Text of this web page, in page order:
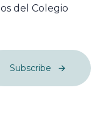
del Colegio
Subscribe